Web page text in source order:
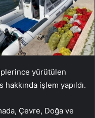
yürütülen
hakkında işlem yapıldı.
Çevre, Doğa ve